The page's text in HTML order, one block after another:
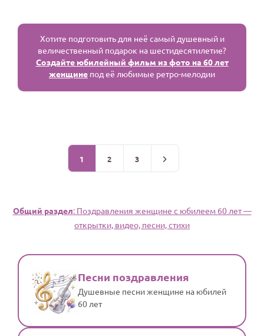
Хотите подготовить для неё самый душевный и
величественный подарок на шестидесятилетие?
Создайте юбилейный фильм из фото на 60 лет
женщине под её любимые ретро-мелодии
1 2 3
Общий раздел: Поздравления женщине с юбилеем 60 лет —
открытки, видео, песни, стихи
Песни поздравления
Душевные песни женщине на юбилей
60 лет